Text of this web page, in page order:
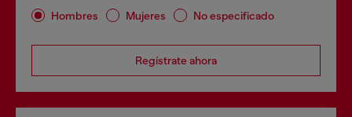
Hombres Mujeres No especificado
Regístrate ahora